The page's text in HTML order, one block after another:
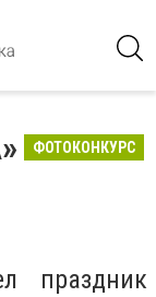
ФОТОКОНКУРС
праздник